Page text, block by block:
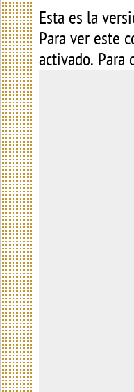
Esta es la
Para ver este
activado.